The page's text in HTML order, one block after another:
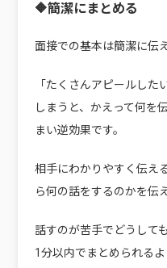
🔶簡潔にまとめる
面接での基本は簡潔に伝
「たくさんアピールした
しまうと、かえって何を
まい逆効果です。
相手にわかりやすく伝え
ら何の話をするのかを伝
話すのが苦手でどうして
1分以内でまとめられる